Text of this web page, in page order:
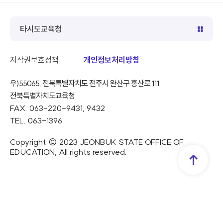
저작권보호정책 개인정보처리방침
우)55065, 전북특별자치도 전주시 완산구 홍산로 111
전북특별자치도교육청
FAX. 063-220-9431, 9432
TEL. 063-1396
Copyright © 2023 JEONBUK STATE OFFICE OF
EDUCATION, All rights reserved.
타시도교육청